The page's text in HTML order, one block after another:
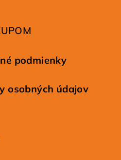
podmienky
osobných údajov